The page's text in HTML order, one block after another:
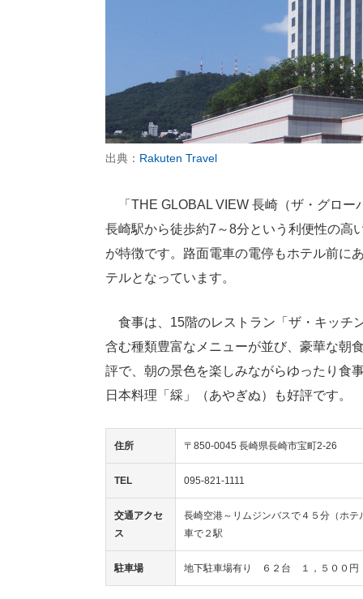
出典： Rakuten Travel
「THE GLOBAL VIEW 長崎（ザ・グロー
長崎駅から徒歩約7～8分という利便性の高
が特徴です。路面電車の電停もホテル前に
テルとなっています。
食事は、15階のレストラン「ザ・キッチ
含む種類豊富なメニューが並び、豪華な朝
評で、朝の景色を楽しみながらゆったり食
日本料理「綵」（あやぎぬ）も好評です。
住所 〒850-0045 長崎県長崎市宝町2-26
TEL 095-821-1111
交通アクセ
ス
長崎空港～リムジンバスで４５分（ホ
車で２駅
駐車場 地下駐車場有り ６２台 １，５００円